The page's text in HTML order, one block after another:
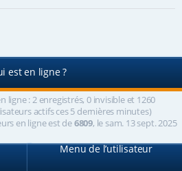
est en ligne ?
ligne : 2 enregistrés, 0 invisible et 1260
actifs ces 5 dernières minutes)
en ligne est de6809, le sam. 13 sept. 2025
Menu de l’utilisateur